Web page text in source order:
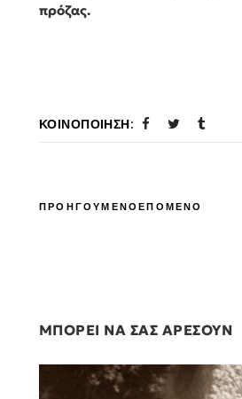
πρόζας.
ΚΟΙΝΟΠΟΊΗΣΗ:
ΠΡΟΗΓΟΥΜΕΝΟΕΠΟΜΕΝΟ
ΜΠΟΡΕΙ ΝΑ ΣΑΣ ΑΡΕΣΟΥΝ